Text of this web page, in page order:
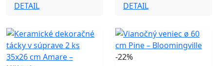
DETAIL DETAIL
-22%